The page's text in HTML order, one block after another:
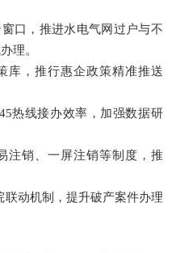
口，推进水电气网过户与不
理。
库，推行惠企政策精准推送
热线接办效率，加强数据研
注销、一屏注销等制度，推
动机制，提升破产案件办理